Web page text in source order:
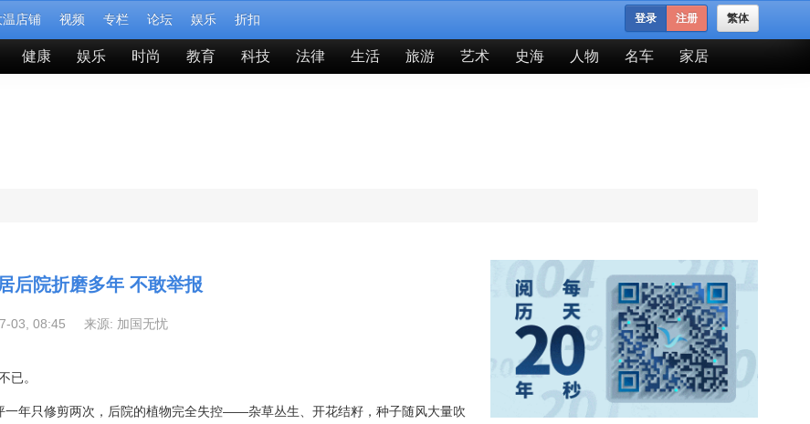
温店铺 视频 专栏 论坛 娱乐 折扣 繁体
登录 注册
健康 娱乐 时尚 教育 科技 法律 生活 旅游 艺术 史海 人物 名车 家居
后院折磨多年 不敢举报
03, 08:45 来源: 加国无忧
已。
年只修剪两次，后院的植物完全失控——杂草丛生、开花结籽，种子随风大量吹